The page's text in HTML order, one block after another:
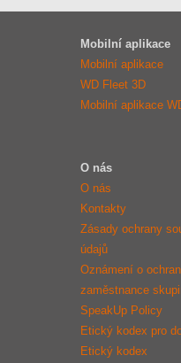
Mobilní aplikace
Mobilní aplikace
WD Fleet 3D
Mobilní aplikace
O nás
O nás
Kontakty
Zásady ochrany
údajů
Oznámení o
zaměstnance
SpeakUp Policy
Etický kodex pro
Etický kodex